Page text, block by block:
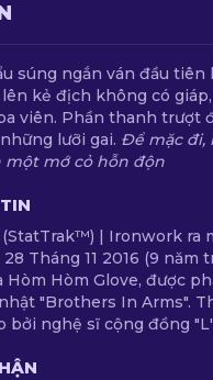
súng ngắn ván đầu
kẻ địch không có
viên. Phần thanh trượt
lưỡi gai. Để mặc đi,
một mớ cỏ hỗn độn
(StatTrak™) | Ironwork ra
28 Tháng 11 2016 (9 năm
Hòm Hòm Glove, được
"Brothers In Arms".
bởi nghệ sĩ cộng đồng